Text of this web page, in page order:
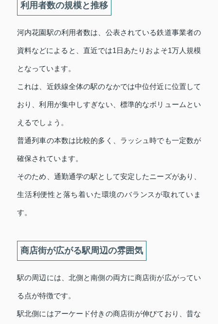
利用者数の規模と推移
河内花園駅の利用者数は、公表されている鉄道事業者の
資料などによると、直近では1日あたりおよそ1万人規模
となっています。
これは、近鉄線全体の駅のなかでは中位付近に位置して
おり、利用が集中しすぎない、標準的なボリュームとい
えるでしょう。
普通列車の本数は比較的多く、ラッシュ時でも一定数が
確保されています。
そのため、通勤通学の駅として安定したニーズがあり、
生活利便性と落ち着いた環境のバランスが取れていま
す。
商店街が広がる駅周辺の雰囲気
駅の周辺には、北側と南側の両方に商店街が広がってい
る点が特徴です。
駅北側にはアーケード付きの商店街が伸びており、昔な